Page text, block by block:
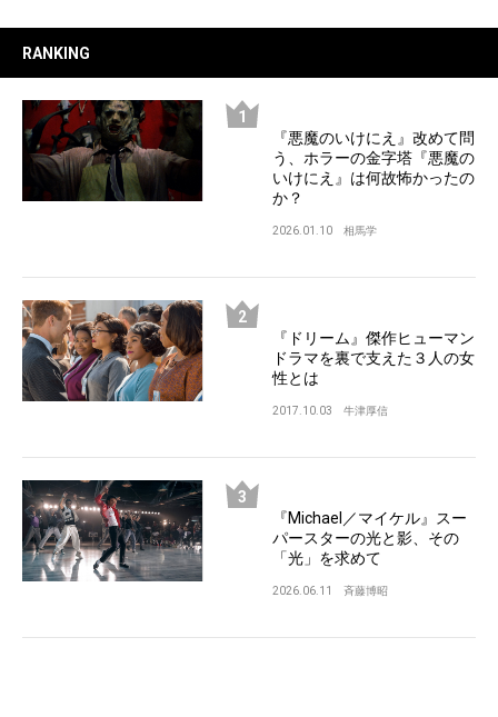
RANKING
『悪魔のいけにえ』改めて問
う、ホラーの金字塔『悪魔の
いけにえ』は何故怖かったの
か？
2026.01.10 相馬学
『ドリーム』傑作ヒューマン
ドラマを裏で支えた３人の女
性とは
2017.10.03 牛津厚信
『Michael／マイケル』スー
パースターの光と影、その
「光」を求めて
2026.06.11 斉藤博昭